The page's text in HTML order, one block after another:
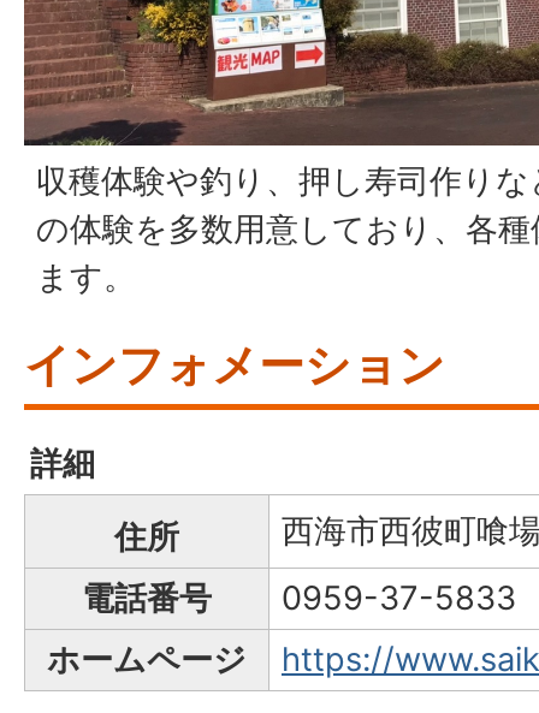
収穫体験や釣り、押し寿司作り
の体験を多数用意しており、各
ます。
インフォメーション
詳細
住所
西海市西彼町喰
電話番号
0959-37-5833
ホームページ
https://